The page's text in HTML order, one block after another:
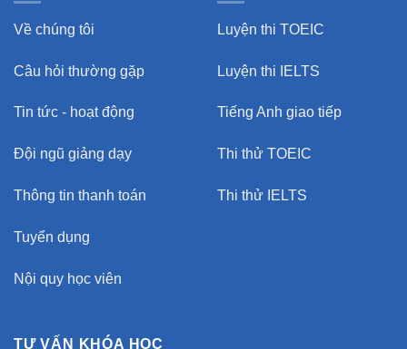
Về chúng tôi
Câu hỏi thường gặp
Tin tức - hoạt động
Đội ngũ giảng dạy
Thông tin thanh toán
Tuyển dụng
Nội quy học viên
Luyện thi TOEIC
Luyện thi IELTS
Tiếng Anh giao tiếp
Thi thử TOEIC
Thi thử IELTS
TƯ VẤN KHÓA HỌC